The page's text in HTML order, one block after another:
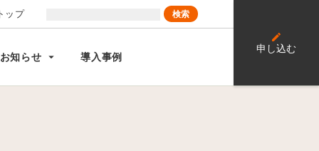
ップ
お知らせ
arrow_drop_down
導入事例
edit
申し込む